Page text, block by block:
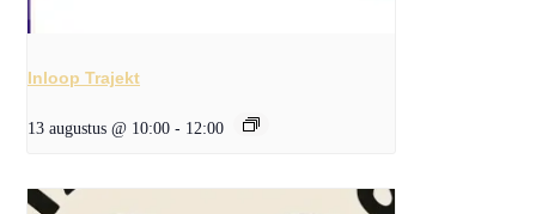
Inloop Trajekt
13 augustus @ 10:00 - 12:00